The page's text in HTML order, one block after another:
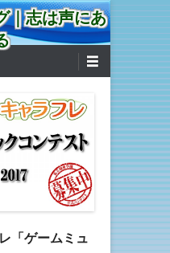
｜志は声にあ
「ゲームミュ